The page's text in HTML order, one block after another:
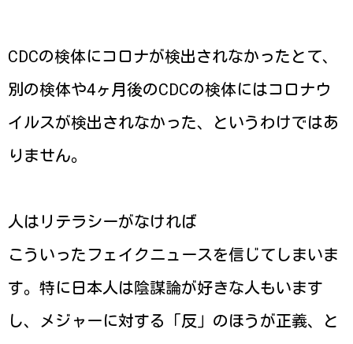
CDCの検体にコロナが検出されなかったとて、
別の検体や4ヶ月後のCDCの検体にはコロナウ
イルスが検出されなかった、というわけではあ
りません。
人はリテラシーがなければ
こういったフェイクニュースを信じてしまいま
す。特に日本人は陰謀論が好きな人もいます
し、メジャーに対する「反」のほうが正義、と